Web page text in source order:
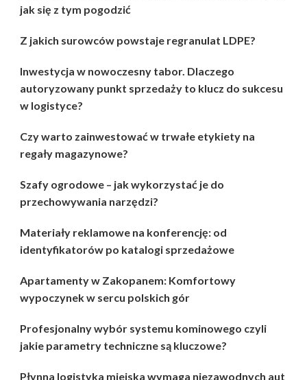
jak się z tym pogodzić
Z jakich surowców powstaje regranulat LDPE?
Inwestycja w nowoczesny tabor. Dlaczego
autoryzowany punkt sprzedaży to klucz do sukcesu
w logistyce?
Czy warto zainwestować w trwałe etykiety na
regały magazynowe?
Szafy ogrodowe – jak wykorzystać je do
przechowywania narzędzi?
Materiały reklamowe na konferencję: od
identyfikatorów po katalogi sprzedażowe
Apartamenty w Zakopanem: Komfortowy
wypoczynek w sercu polskich gór
Profesjonalny wybór systemu kominowego czyli
jakie parametry techniczne są kluczowe?
Płynna logistyka miejska wymaga niezawodnych aut